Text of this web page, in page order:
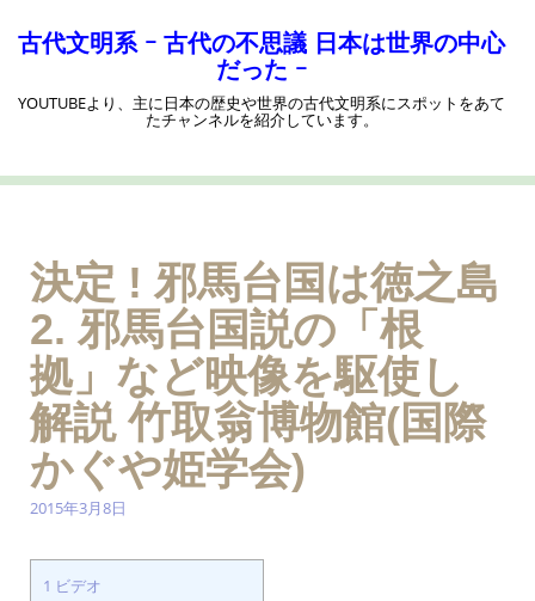
キ
古代文明系 ｰ 古代の不思議 日本は世界の中心
だった ｰ
YOUTUBEより、主に日本の歴史や世界の古代文明系にスポットをあて
たチャンネルを紹介しています。
決定 ! 邪馬台国は徳之島
2. 邪馬台国説の「根
拠」など映像を駆使し
解説 竹取翁博物館(国際
かぐや姫学会)
2015年3月8日
1 ビデオ